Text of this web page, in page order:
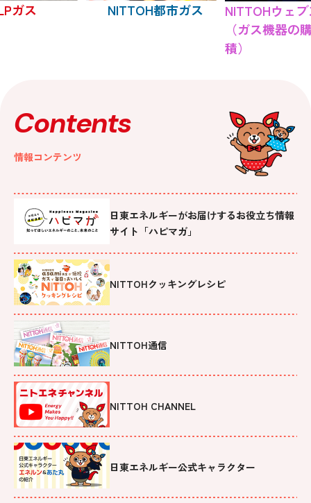
ガス NITTOH都市ガス
NITTOHウェ
（ガス機器の
積）
Contents
情報コンテンツ
日東エネルギーがお届けするお役立ち情報
サイト「ハピマガ」
NITTOHクッキングレシピ
NITTOH通信
NITTOH CHANNEL
日東エネルギー公式キャラクター